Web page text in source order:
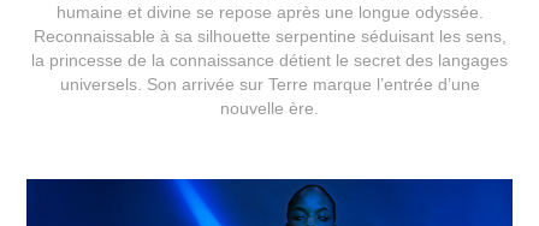
humaine et divine se repose après une longue odyssée.
Reconnaissable à sa silhouette serpentine séduisant les sens,
la princesse de la connaissance détient le secret des langages
universels. Son arrivée sur Terre marque l’entrée d’une
nouvelle ère.